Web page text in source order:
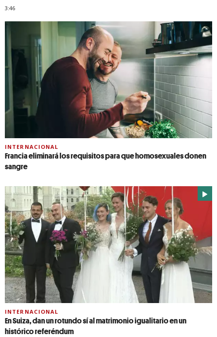
3:46
INTERNACIONAL
Francia eliminará los requisitos para que homosexuales donen
sangre
INTERNACIONAL
En Suiza, dan un rotundo sí al matrimonio igualitario en un
histórico referéndum